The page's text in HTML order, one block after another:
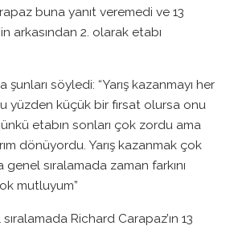
buna yanıt veremedi ve 13
arkasından 2. olarak etabı
söyledi: “Yarış kazanmayı her
yüzden küçük bir fırsat olursa onu
etabın sonları çok zordu ama
dönüyordu. Yarış kazanmak çok
genel sıralamada zaman farkını
mutluyum”
Richard Carapaz’ın 13